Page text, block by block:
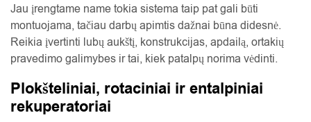
Jau įrengtame name tokia sistema taip pat gali būti
montuojama, tačiau darbų apimtis dažnai būna didesnė.
Reikia įvertinti lubų aukštį, konstrukcijas, apdailą, ortakių
pravedimo galimybes ir tai, kiek patalpų norima vėdinti.
Plokšteliniai, rotaciniai ir entalpiniai
rekuperatoriai